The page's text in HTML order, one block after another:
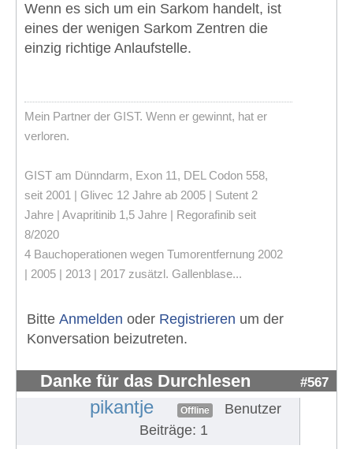
Wenn es sich um ein Sarkom handelt, ist
eines der wenigen Sarkom Zentren die
einzig richtige Anlaufstelle.
Mein Partner der GIST. Wenn er gewinnt, hat er
verloren.
GIST am Dünndarm, Exon 11, DEL Codon 558,
seit 2001 | Glivec 12 Jahre ab 2005 | Sutent 2
Jahre | Avapritinib 1,5 Jahre | Regorafinib seit
8/2020
4 Bauchoperationen wegen Tumorentfernung 2002
| 2005 | 2013 | 2017 zusätzl. Gallenblase...
Bitte Anmelden oder Registrieren um der
Konversation beizutreten.
Danke für das Durchlesen #567
pikantje Offline
Benutzer
Beiträge: 1